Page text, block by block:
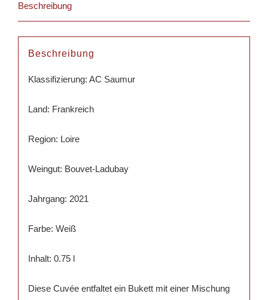
Beschreibung
Beschreibung
Klassifizierung: AC Saumur
Land: Frankreich
Region: Loire
Weingut: Bouvet-Ladubay
Jahrgang: 2021
Farbe: Weiß
Inhalt: 0.75 l
Diese Cuvée entfaltet ein Bukett mit einer Mischung